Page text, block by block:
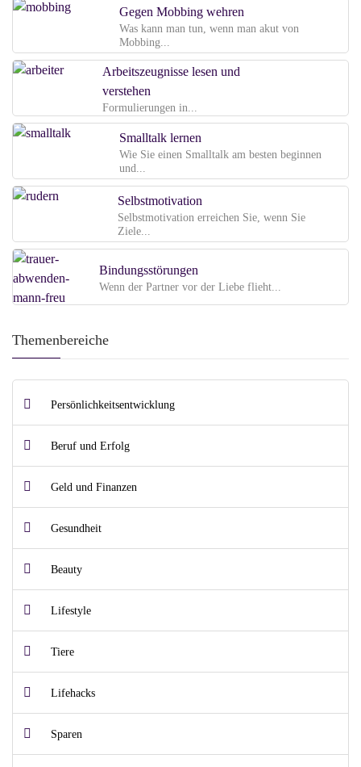
Gegen Mobbing wehren
Was kann man tun, wenn man akut von
Mobbing...
Arbeitszeugnisse lesen und
verstehen
Formulierungen in...
Smalltalk lernen
Wie Sie einen Smalltalk am besten beginnen
und...
Selbstmotivation
Selbstmotivation erreichen Sie, wenn Sie
Ziele...
Bindungsstörungen
Wenn der Partner vor der Liebe flieht...
Themenbereiche
Persönlichkeitsentwicklung
Beruf und Erfolg
Geld und Finanzen
Gesundheit
Beauty
Lifestyle
Tiere
Lifehacks
Sparen